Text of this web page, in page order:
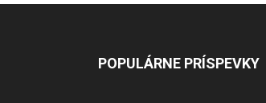
POPULÁRNE PRÍSPEVKY